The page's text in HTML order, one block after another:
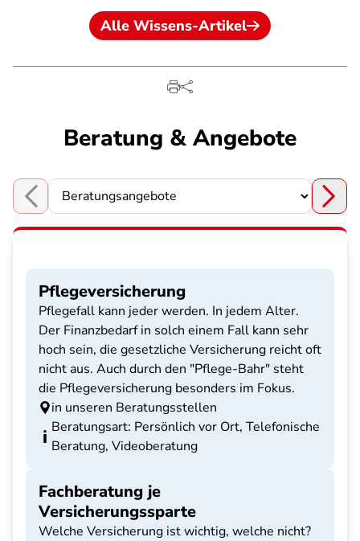
Alle Wissens-Artikel
Beratung & Angebote
Choose a section
Pflegeversicherung
Pflegefall kann jeder werden. In jedem Alter.
Der Finanzbedarf in solch einem Fall kann sehr
hoch sein, die gesetzliche Versicherung reicht oft
nicht aus. Auch durch den "Pflege-Bahr" steht
die Pflegeversicherung besonders im Fokus.
in unseren Beratungsstellen
Beratungsart: Persönlich vor Ort, Telefonische
Beratung, Videoberatung
Fachberatung je
Versicherungssparte
Welche Versicherung ist wichtig, welche nicht?